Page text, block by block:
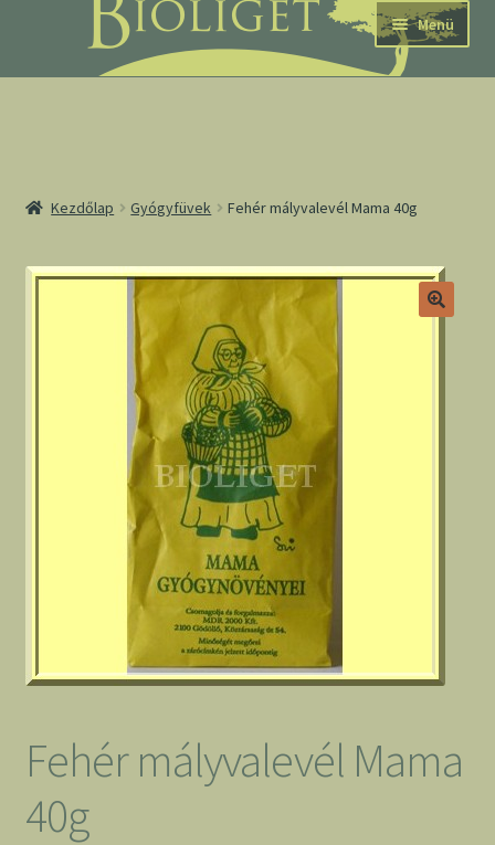
navigációhoz
tartalomba
Menü
Kezdőlap Gyógyfüvek Fehér mályvalevél Mama 40g
Fehér mályvalevél Mama
40g